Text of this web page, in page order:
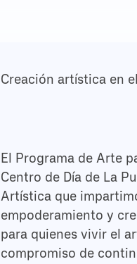
Creación artística en
El Programa de Arte
Centro de Día de La
Artística que
empoderamiento y
para quienes vivir el
compromiso de